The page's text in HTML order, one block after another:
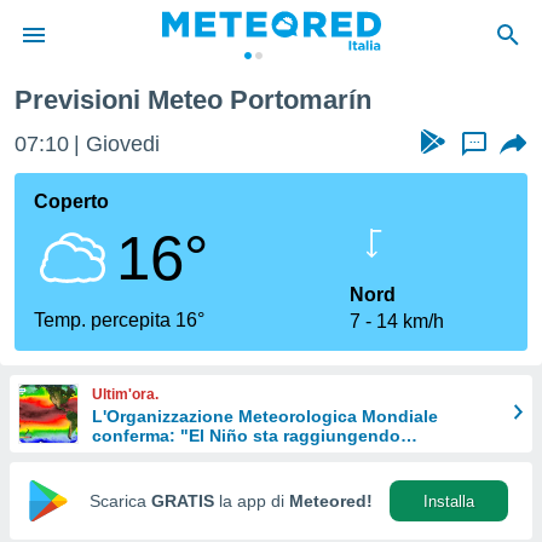
di
per
le
di
Web
Previsioni Meteo Portomarín
07:10 Giovedi ...
Coperto
16°
Temp. percepita 16°
Nord
7
14 km/h
Ultim'ora.
L'Organizzazione Meteorologica Mondiale
conferma: "El Niño sta raggiungendo
Scarica GRATIS la app di Meteored! Installa